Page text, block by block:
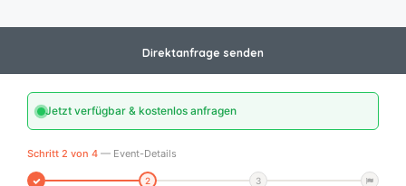
Direktanfrage senden
Jetzt verfügbar & kostenlos anfragen
Schritt 2 von 4 — Event-Details
2 3